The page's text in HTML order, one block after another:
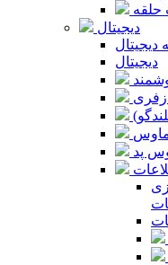
دیجیتال
دیجیتال
دیجیتال
پد